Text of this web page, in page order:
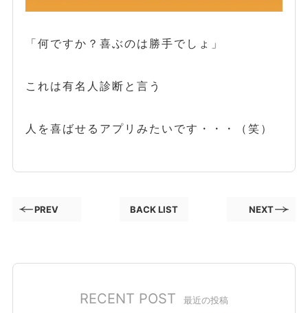
「何ですか？喜ぶのは勝手でしょ」
これは有名人診断と言う
人を喜ばせるアプリみたいです・・・（笑）
PREV BACK LIST NEXT
RECENT POST 最近の投稿